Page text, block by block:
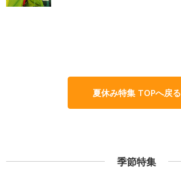
夏休み特集 TOPへ戻る
季節特集